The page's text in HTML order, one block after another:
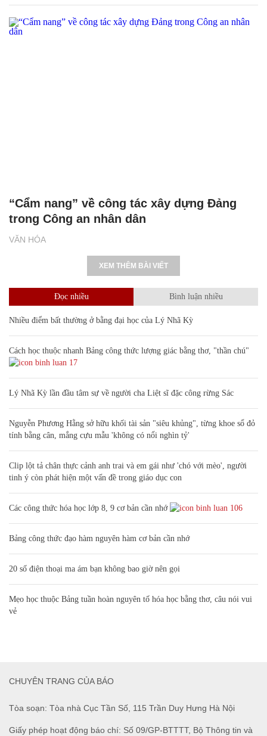
VĂN HÓA
“Cẩm nang” về công tác xây dựng Đảng
trong Công an nhân dân
XEM THÊM BÀI VIẾT
Đọc nhiều Bình luận nhiều
Nhiều điểm bất thường ở bằng đại học của Lý Nhã Kỳ
Cách học thuộc nhanh Bảng công thức lượng giác bằng thơ, "thần chú"
17
Lý Nhã Kỳ lần đầu tâm sự về người cha Liệt sĩ đặc công rừng Sác
Nguyễn Phương Hằng sở hữu khối tài sản "siêu khủng", từng khoe sổ đỏ
tính bằng cân, mắng cựu mẫu 'không có nổi nghìn tỷ'
Clip lột tả chân thực cảnh anh trai và em gái như 'chó với mèo', người
tinh ý còn phát hiện một vấn đề trong giáo dục con
Các công thức hóa học lớp 8, 9 cơ bản cần nhớ 106
Bảng công thức đạo hàm nguyên hàm cơ bản cần nhớ
20 số điện thoại ma ám bạn không bao giờ nên gọi
Mẹo học thuộc Bảng tuần hoàn nguyên tố hóa học bằng thơ, câu nói vui
vẻ
Tòa soạn: Tòa nhà Cục Tần Số, 115 Trần Duy Hưng Hà Nội
Giấy phép hoạt động báo chí: Số 09/GP-BTTTT, Bộ Thông tin và
CHUYÊN TRANG CỦA BÁO